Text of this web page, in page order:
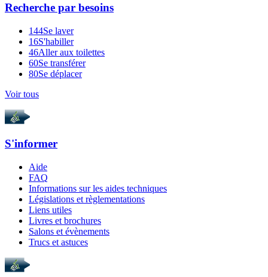
Recherche par besoins
144Se laver
16S'habiller
46Aller aux toilettes
60Se transférer
80Se déplacer
Voir tous
S'informer
Aide
FAQ
Informations sur les aides techniques
Législations et règlementations
Liens utiles
Livres et brochures
Salons et évènements
Trucs et astuces